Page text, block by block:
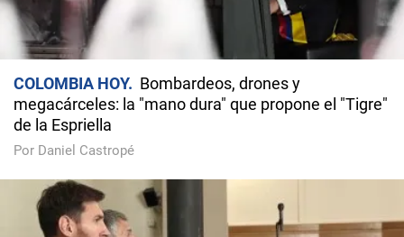
COLOMBIA HOY
Bombardeos, drones y
megacárceles: la "mano dura" que propone el "Tigre"
de la Espriella
Por Daniel Castropé